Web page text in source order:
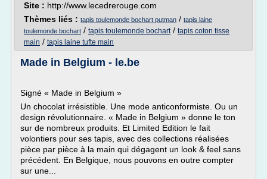
Site : http://www.lecedrerouge.com
Thèmes liés : tapis toulemonde bochart putman / tapis laine
toulemonde bochart / tapis toulemonde bochart/ tapis coton tisse
main / tapis laine tufte main
Made in Belgium - le.be
Signé « Made in Belgium »
Un chocolat irrésistible. Une mode anticonformiste. Ou un
design révolutionnaire. « Made in Belgium » donne le ton
sur de nombreux produits. Et Limited Edition le fait
volontiers pour ses tapis, avec des collections réalisées
pièce par pièce à la main qui dégagent un look & feel sans
précédent. En Belgique, nous pouvons en outre compter
sur une...